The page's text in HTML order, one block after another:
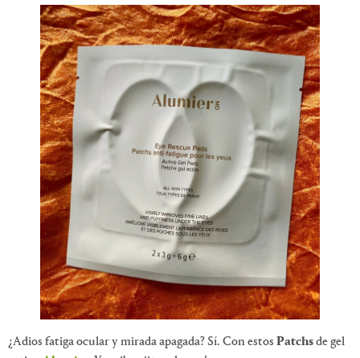
¿Adios fatiga ocular y mirada apagada? Sí. Con estos Patchsde gel